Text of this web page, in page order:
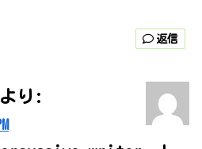
返信
より: